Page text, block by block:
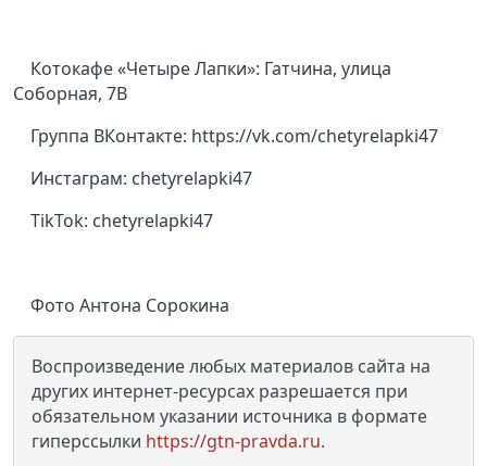
Котокафе «Четыре Лапки»: Гатчина, улица
Соборная, 7В
Группа ВКонтакте: https://vk.com/chetyrelapki47
Инстаграм: chetyrelapki47
TikTok: chetyrelapki47
Фото Антона Сорокина
Воспроизведение любых материалов сайта на
других интернет-ресурсах разрешается при
обязательном указании источника в формате
гиперссылки https://gtn-pravda.ru.